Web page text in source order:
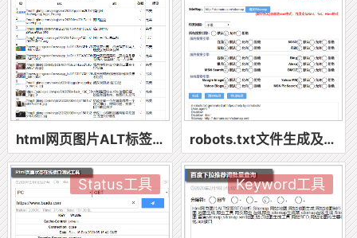
html网页图片ALT标签SEO分析 robots.txt文件生成及用法举例
Status工具 Keyword工具